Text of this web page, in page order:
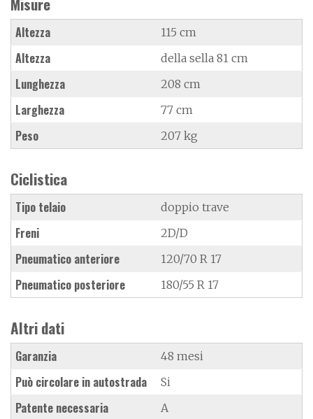
Altezza 115 cm
Altezza della sella 81 cm
Lunghezza 208 cm
Larghezza 77 cm
Peso 207 kg
Ciclistica
Tipo telaio doppio trave
Freni 2D/D
Pneumatico anteriore 120/70 R 17
Pneumatico posteriore 180/55 R 17
Altri dati
Garanzia 48 mesi
Può circolare in autostrada Si
Patente necessaria A